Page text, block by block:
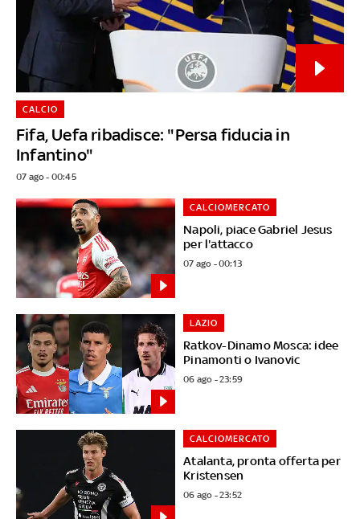
Fifa, Uefa ribadisce: "Persa fiducia in
Infantino"
CALCIO
07 ago - 00:45
Napoli, piace Gabriel Jesus
per l'attacco
CALCIOMERCATO
07 ago - 00:13
Ratkov-Dinamo Mosca: idee
Pinamonti o Ivanovic
LAZIO
06 ago - 23:59
Atalanta, pronta offerta per
Kristensen
CALCIOMERCATO
06 ago - 23:52